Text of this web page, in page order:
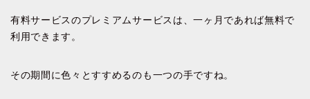
有料サービスのプレミアムサービスは、一ヶ月であれば無料で
利用できます。
その期間に色々とすすめるのも一つの手ですね。